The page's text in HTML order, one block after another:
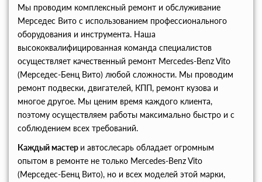
Мы проводим комплексный ремонт и обслуживание
Мерседес Вито с использованием профессионального
оборудования и инструмента. Наша
высококвалифицированная команда специалистов
осуществляет качественный ремонт Mercedes-Benz Vito
(Мерседес-Бенц Вито) любой сложности. Мы проводим
ремонт подвески, двигателей, КПП, ремонт кузова и
многое другое. Мы ценим время каждого клиента,
поэтому осуществляем работы максимально быстро и с
соблюдением всех требований.
Каждый мастер и автослесарь обладает огромным
опытом в ремонте не только Mercedes-Benz Vito
(Мерседес-Бенц Вито), но и всех моделей этой марки,